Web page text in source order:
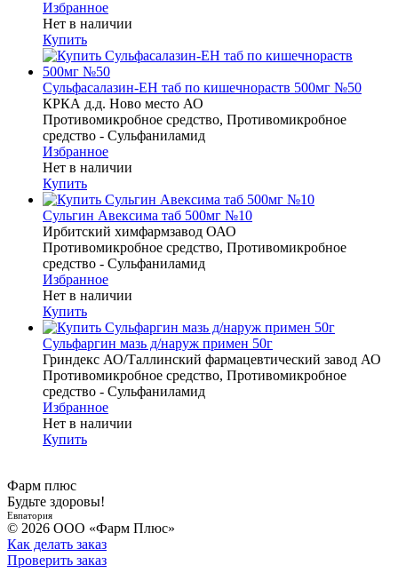
Избранное
Нет в наличии
Купить
Сульфасалазин-ЕН таб по кишечнораств 500мг №50
КРКА д.д. Ново место АО
Противомикробное средство, Противомикробное
средство - Сульфаниламид
Избранное
Нет в наличии
Купить
Сульгин Авексима таб 500мг №10
Ирбитский химфармзавод ОАО
Противомикробное средство, Противомикробное
средство - Сульфаниламид
Избранное
Нет в наличии
Купить
Сульфаргин мазь д/наруж примен 50г
Гриндекс АО/Таллинский фармацевтический завод АО
Противомикробное средство, Противомикробное
средство - Сульфаниламид
Избранное
Нет в наличии
Купить
Фарм плюс
Будьте здоровы!
Евпатория
© 2026 ООО «Фарм Плюс»
Как делать заказ
Проверить заказ